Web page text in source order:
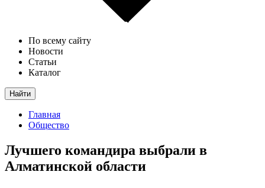
По всему сайту
Новости
Статьи
Каталог
Найти
Главная
Общество
Лучшего командира выбрали в
Алматинской области